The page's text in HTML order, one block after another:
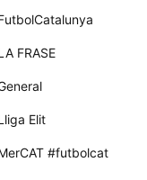
FRASE
Elit
#futbolcat